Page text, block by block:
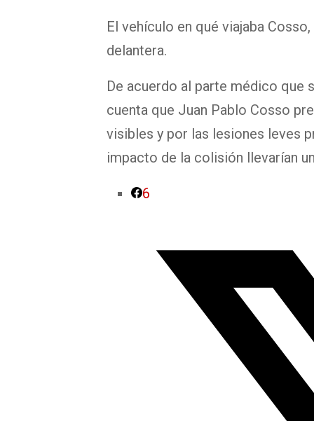
El vehículo en qué viajaba
delantera.
De acuerdo al parte médico que
cuenta que Juan Pablo Cosso
visibles y por las lesiones leves
impacto de la colisión llevarían
6